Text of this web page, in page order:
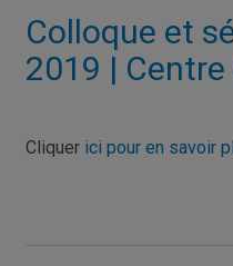
Colloque et
2019 |
Cliquer ici pour en savoir